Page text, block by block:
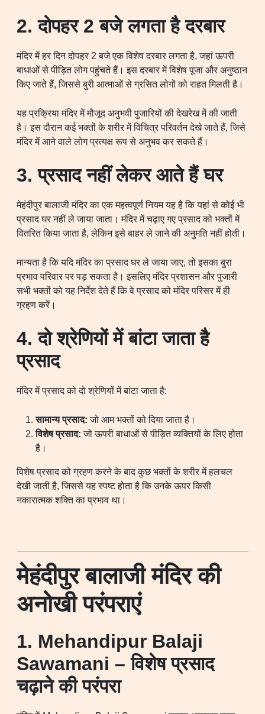
2. दोपहर 2 बजे लगता है दरबार
मंदिर में हर दिन दोपहर 2 बजे एक विशेष दरबार लगता है, जहां ऊपरी
बाधाओं से पीड़ित लोग पहुंचते हैं। इस दरबार में विशेष पूजा और अनुष्ठान
किए जाते हैं, जिससे बुरी आत्माओं से ग्रसित लोगों को राहत मिलती है।
यह प्रक्रिया मंदिर में मौजूद अनुभवी पुजारियों की देखरेख में की जाती
है। इस दौरान कई भक्तों के शरीर में विचित्र परिवर्तन देखे जाते हैं, जिसे
मंदिर में आने वाले लोग प्रत्यक्ष रूप से अनुभव कर सकते हैं।
3. प्रसाद नहीं लेकर आते हैं घर
मेहंदीपुर बालाजी मंदिर का एक महत्वपूर्ण नियम यह है कि यहां से कोई भी
प्रसाद घर नहीं ले जाया जाता। मंदिर में चढ़ाए गए प्रसाद को भक्तों में
वितरित किया जाता है, लेकिन इसे बाहर ले जाने की अनुमति नहीं होती।
मान्यता है कि यदि मंदिर का प्रसाद घर ले जाया जाए, तो इसका बुरा
प्रभाव परिवार पर पड़ सकता है। इसलिए मंदिर प्रशासन और पुजारी
सभी भक्तों को यह निर्देश देते हैं कि वे प्रसाद को मंदिर परिसर में ही
ग्रहण करें।
4. दो श्रेणियों में बांटा जाता है
प्रसाद
मंदिर में प्रसाद को दो श्रेणियों में बांटा जाता है:
सामान्य प्रसाद: जो आम भक्तों को दिया जाता है।
विशेष प्रसाद: जो ऊपरी बाधाओं से पीड़ित व्यक्तियों के लिए होता
है।
विशेष प्रसाद को ग्रहण करने के बाद कुछ भक्तों के शरीर में हलचल
देखी जाती है, जिससे यह स्पष्ट होता है कि उनके ऊपर किसी
नकारात्मक शक्ति का प्रभाव था।
मेहंदीपुर बालाजी मंदिर की
अनोखी परंपराएं
1. Mehandipur Balaji
Sawamani – विशेष प्रसाद
चढ़ाने की परंपरा